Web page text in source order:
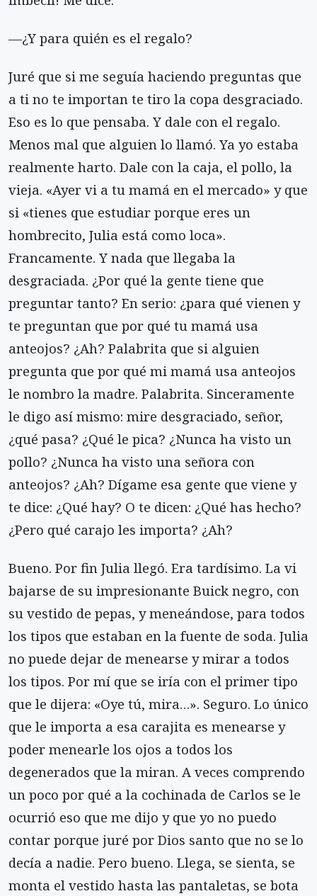
—¿Y para quién es el regalo?
Juré que si me seguía haciendo preguntas que
a ti no te importan te tiro la copa desgraciado.
Eso es lo que pensaba. Y dale con el regalo.
Menos mal que alguien lo llamó. Ya yo estaba
realmente harto. Dale con la caja, el pollo, la
vieja. «Ayer vi a tu mamá en el mercado» y que
si «tienes que estudiar porque eres un
hombrecito, Julia está como loca».
Francamente. Y nada que llegaba la
desgraciada. ¿Por qué la gente tiene que
preguntar tanto? En serio: ¿para qué vienen y
te preguntan que por qué tu mamá usa
anteojos? ¿Ah? Palabrita que si alguien
pregunta que por qué mi mamá usa anteojos
le nombro la madre. Palabrita. Sinceramente
le digo así mismo: mire desgraciado, señor,
¿qué pasa? ¿Qué le pica? ¿Nunca ha visto un
pollo? ¿Nunca ha visto una señora con
anteojos? ¿Ah? Dígame esa gente que viene y
te dice: ¿Qué hay? O te dicen: ¿Qué has hecho?
¿Pero qué carajo les importa? ¿Ah?
Bueno. Por fin Julia llegó. Era tardísimo. La vi
bajarse de su impresionante Buick negro, con
su vestido de pepas, y meneándose, para todos
los tipos que estaban en la fuente de soda. Julia
no puede dejar de menearse y mirar a todos
los tipos. Por mí que se iría con el primer tipo
que le dijera: «Oye tú, mira…». Seguro. Lo único
que le importa a esa carajita es menearse y
poder menearle los ojos a todos los
degenerados que la miran. A veces comprendo
un poco por qué a la cochinada de Carlos se le
ocurrió eso que me dijo y que yo no puedo
contar porque juré por Dios santo que no se lo
decía a nadie. Pero bueno. Llega, se sienta, se
monta el vestido hasta las pantaletas, se bota